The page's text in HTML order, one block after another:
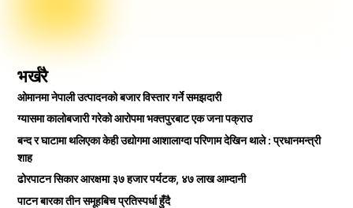
भर्खरै
ओमानमा नेपाली उत्पादनको बजार विस्तार गर्ने समझदारी
ग्यासमा कालोबजारी गरेको आरोपमा भक्तपुरबाट एक जना पक्राउ
बन्द र घाटामा थलिएका केही उद्योगमा आशालाग्दा परिणाम देखिन थाले : प्रधानमन्त्री
शाह
ढोरपाटन सिकार आरक्षमा ३७ हजार पर्यटक, ४७ लाख आम्दानी
पाटन बारका तीन समूहबिच प्रतिस्पर्धा हुँदै